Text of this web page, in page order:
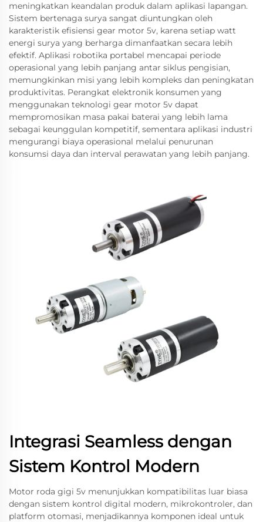
meningkatkan keandalan produk dalam aplikasi lapangan.
Sistem bertenaga surya sangat diuntungkan oleh
karakteristik efisiensi gear motor 5v, karena setiap watt
energi surya yang berharga dimanfaatkan secara lebih
efektif. Aplikasi robotika portabel mencapai periode
operasional yang lebih panjang antar siklus pengisian,
memungkinkan misi yang lebih kompleks dan peningkatan
produktivitas. Perangkat elektronik konsumen yang
menggunakan teknologi gear motor 5v dapat
mempromosikan masa pakai baterai yang lebih lama
sebagai keunggulan kompetitif, sementara aplikasi industri
mengurangi biaya operasional melalui penurunan
konsumsi daya dan interval perawatan yang lebih panjang.
Integrasi Seamless dengan
Sistem Kontrol Modern
Motor roda gigi 5v menunjukkan kompatibilitas luar biasa
dengan sistem kontrol digital modern, mikrokontroler, dan
platform otomasi, menjadikannya komponen ideal untuk